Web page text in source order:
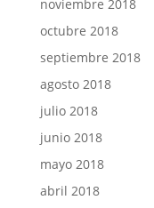
noviembre 2018
octubre 2018
septiembre 2018
agosto 2018
julio 2018
junio 2018
mayo 2018
abril 2018